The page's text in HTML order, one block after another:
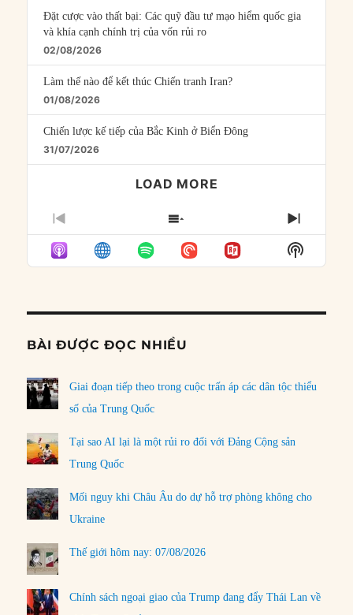
Đặt cược vào thất bại: Các quỹ đầu tư mạo hiểm quốc gia
và khía cạnh chính trị của vốn rủi ro
02/08/2026
Làm thế nào để kết thúc Chiến tranh Iran?
01/08/2026
Chiến lược kế tiếp của Bắc Kinh ở Biển Đông
31/07/2026
LOAD MORE
PREVIOUS
EPISODE
SHOW
EPISODES
LIST
NEXT
Show
Podcast
BÀI ĐƯỢC ĐỌC NHIỀU
Giai đoạn tiếp theo trong cuộc trấn áp các dân tộc thiểu
số của Trung Quốc
Tại sao AI lại là một rủi ro đối với Đảng Cộng sản
Trung Quốc
Mối nguy khi Châu Âu do dự hỗ trợ phòng không cho
Ukraine
Thế giới hôm nay: 07/08/2026
Chính sách ngoại giao của Trump đang đẩy Thái Lan về